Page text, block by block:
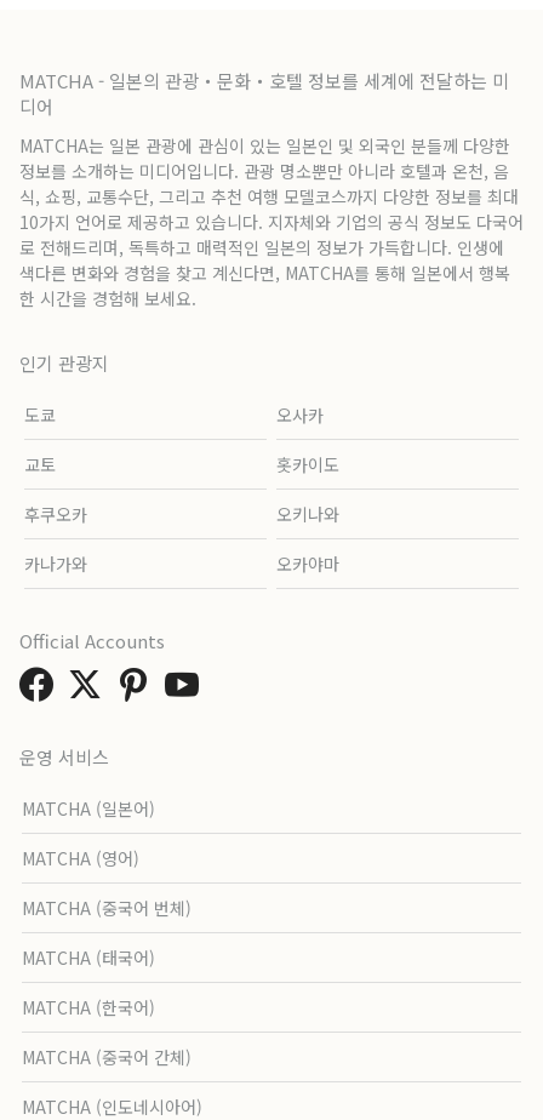
MATCHA - 일본의 관광・문화・호텔 정보를 세계에 전달하는 미
디어
MATCHA는 일본 관광에 관심이 있는 일본인 및 외국인 분들께 다양한
정보를 소개하는 미디어입니다. 관광 명소뿐만 아니라 호텔과 온천, 음
식, 쇼핑, 교통수단, 그리고 추천 여행 모델코스까지 다양한 정보를 최대
10가지 언어로 제공하고 있습니다. 지자체와 기업의 공식 정보도 다국어
로 전해드리며, 독특하고 매력적인 일본의 정보가 가득합니다. 인생에
색다른 변화와 경험을 찾고 계신다면, MATCHA를 통해 일본에서 행복
한 시간을 경험해 보세요.
인기 관광지
도쿄 오사카
교토 홋카이도
후쿠오카 오키나와
카나가와 오카야마
운영 서비스
MATCHA (일본어)
MATCHA (영어)
MATCHA (중국어 번체)
MATCHA (태국어)
MATCHA (한국어)
MATCHA (중국어 간체)
MATCHA (인도네시아어)
Official Accounts